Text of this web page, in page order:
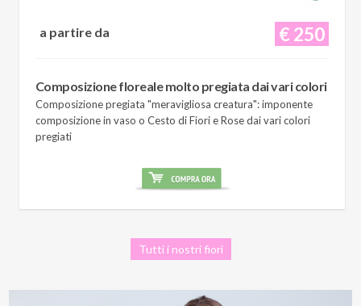
€ 250
a partire da
Composizione floreale molto pregiata dai vari colori
Composizione pregiata "meravigliosa creatura": imponente
composizione in vaso o Cesto di Fiori e Rose dai vari colori
pregiati
Tutti i nostri fiori